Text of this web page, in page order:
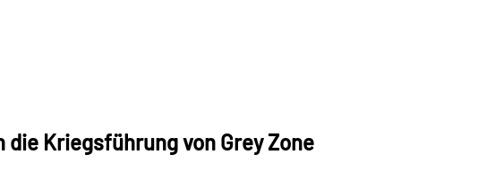
Kriegsführung von Grey Zone